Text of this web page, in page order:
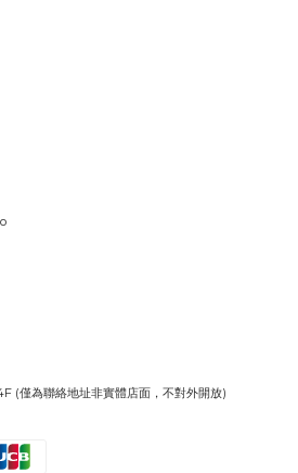
(僅為聯絡地址非實體店面，不對外開放)